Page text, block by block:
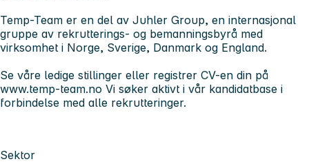
Temp-Team er en del av Juhler Group, en internasjonal
gruppe av rekrutterings- og bemanningsbyrå med
virksomhet i Norge, Sverige, Danmark og England.
Se våre ledige stillinger eller registrer CV-en din på
www.temp-team.no Vi søker aktivt i vår kandidatbase i
forbindelse med alle rekrutteringer.
Sektor